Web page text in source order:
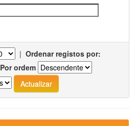
| Ordenar registos por:
Por ordem